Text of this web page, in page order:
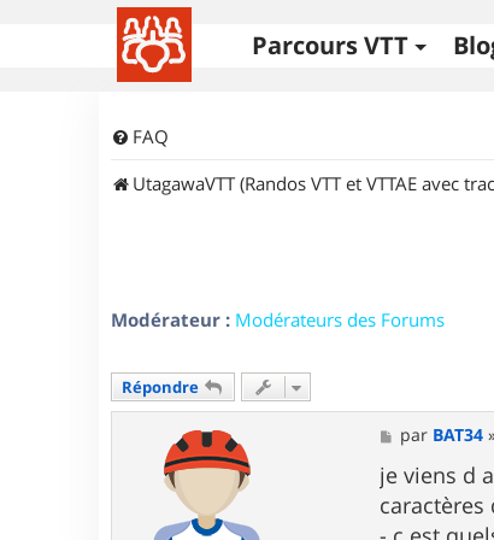
Parcours VTT
FAQ
UtagawaVTT (Randos VTT et VTTAE avec
Modérateur : Modérateurs des Forums
Répondre
M
e
s
s
a
g
par BAT34
je viens d
caractères